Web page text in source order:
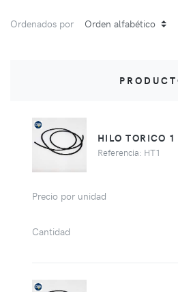
Ordenados por
HILO TORICO
Referencia: HT1
Precio por unidad
Cantidad